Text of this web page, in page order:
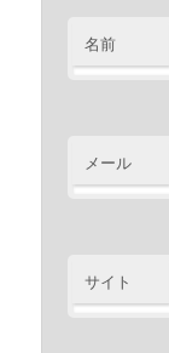
名前
メール
サイト